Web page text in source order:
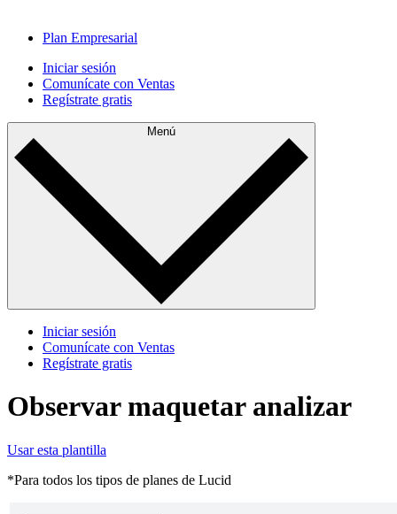
Plan Empresarial
Iniciar sesión
Comunícate con Ventas
Regístrate gratis
Menú
Iniciar sesión
Comunícate con Ventas
Regístrate gratis
Observar maquetar analizar
Usar esta plantilla
*Para todos los tipos de planes de Lucid